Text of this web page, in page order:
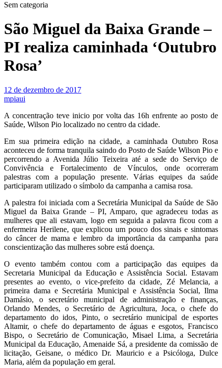
Sem categoria
São Miguel da Baixa Grande –
PI realiza caminhada ‘Outubro
Rosa’
12 de dezembro de 2017
mpiaui
A concentração teve inicio por volta das 16h enfrente ao posto de
Saúde, Wilson Pio localizado no centro da cidade.
Em sua primeira edição na cidade, a caminhada Outubro Rosa
aconteceu de forma tranquila saindo do Posto de Saúde Wilson Pio e
percorrendo a Avenida Júlio Teixeira até a sede do Serviço de
Convivência e Fortalecimento de Vínculos, onde ocorreram
palestras com a população presente. Várias equipes da saúde
participaram utilizado o símbolo da campanha a camisa rosa.
A palestra foi iniciada com a Secretária Municipal da Saúde de São
Miguel da Baixa Grande – PI, Amparo, que agradeceu todas as
mulheres que ali estavam, logo em seguida a palavra ficou com a
enfermeira Herilene, que explicou um pouco dos sinais e sintomas
do câncer de mama e lembro da importância da campanha para
conscientização das mulheres sobre está doença.
O evento também contou com a participação das equipes da
Secretaria Municipal da Educação e Assistência Social. Estavam
presentes ao evento, o vice-prefeito da cidade, Zé Melancia, a
primeira dama e Secretária Municipal e Assistência Social, Ilma
Damásio, o secretário municipal de administração e finanças,
Orlando Mendes, o Secretário de Agricultura, Joca, o chefe do
departamento do idos, Pinto, o secretário municipal de esportes
Altamir, o chefe do departamento de águas e esgotos, Francisco
Bispo, o Secretário de Comunicação, Misael Lima, a Secretária
Municipal da Educação, Amenaide Sá, a presidente da comissão de
licitação, Geisane, o médico Dr. Mauricio e a Psicóloga, Dulce
Maria, além da população em geral.